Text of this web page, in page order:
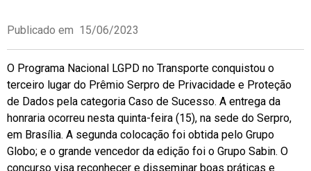
Publicado em 15/06/2023
O Programa Nacional LGPD no Transporte conquistou o
terceiro lugar do Prêmio Serpro de Privacidade e Proteção
de Dados pela categoria Caso de Sucesso. A entrega da
honraria ocorreu nesta quinta-feira (15), na sede do Serpro,
em Brasília. A segunda colocação foi obtida pelo Grupo
Globo; e o grande vencedor da edição foi o Grupo Sabin. O
concurso visa reconhecer e disseminar boas práticas e